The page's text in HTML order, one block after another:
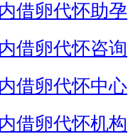
借卵代怀助孕
借卵代怀咨询
借卵代怀中心
借卵代怀机构